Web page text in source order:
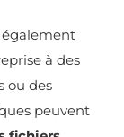
également
à des
ou des
peuvent